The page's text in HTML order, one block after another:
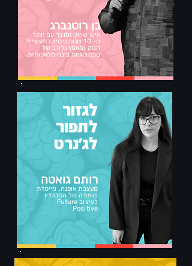
בן רוטנברג
איש שיווק ומוצר עם יותר
מ- 10 שנות ניסיון בתעשיית
הטק ומאמץ נלהב של
טכנולוגיות בינה מלאכותית
לגזור
לתפור
לג'נרט
רותם גואטה
מעצבת אופנה, מייסדת
שותפה של הסטודיו
לעיצוב Future
Positive